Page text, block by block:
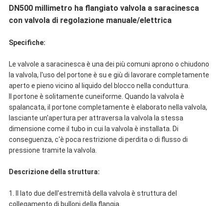
DN500 millimetro ha flangiato valvola a saracinesca
con valvola di regolazione manuale/elettrica
Specifiche:
Le valvole a saracinesca è una dei più comuni aprono o chiudono
la valvola, l'uso del portone è su e giù di lavorare completamente
aperto e pieno vicino al liquido del blocco nella conduttura.
Il portone è solitamente cuneiforme. Quando la valvola è
spalancata, il portone completamente è elaborato nella valvola,
lasciante un'apertura per attraversa la valvola la stessa
dimensione come il tubo in cui la valvola è installata. Di
conseguenza, c'è poca restrizione di perdita o di flusso di
pressione tramite la valvola.
Descrizione della struttura:
1.
Il lato due dell'estremità della valvola è struttura del
collegamento di bulloni della flangia.